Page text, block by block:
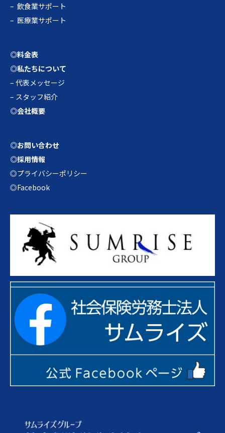
– 飲食業サポート
– 医療業サポート
◎料金表
◎私たちについて
– 代表メッセージ
– スタッフ紹介
◎会社概要
◎お問い合わせ
◎採用情報
◎プライバシーポリシー
◎Facebook